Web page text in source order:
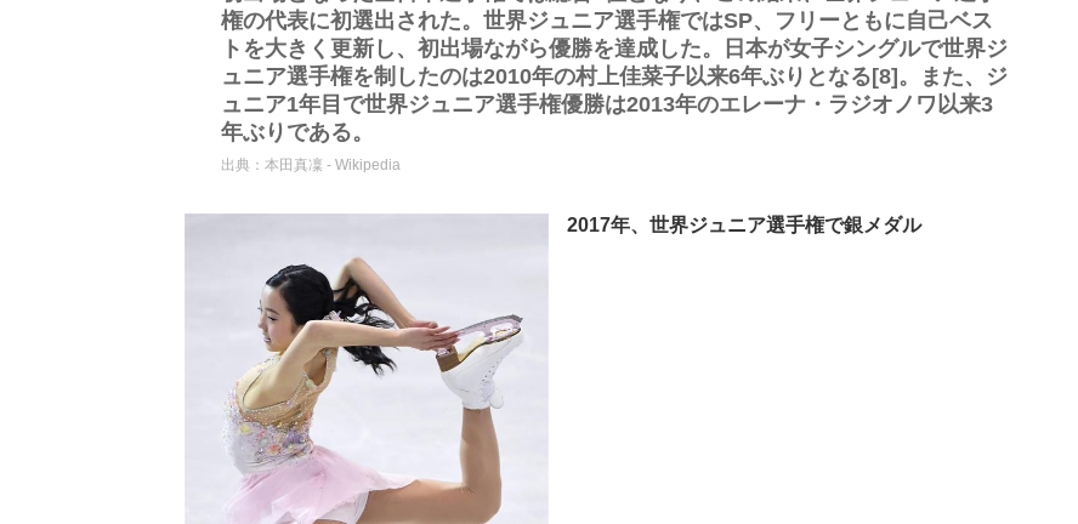
権の代表に初選出された。世界ジュニア選手権ではSP、フリーともに自己ベス
トを大きく更新し、初出場ながら優勝を達成した。日本が女子シングルで世界ジ
ュニア選手権を制したのは2010年の村上佳菜子以来6年ぶりとなる[8]。また、ジ
ュニア1年目で世界ジュニア選手権優勝は2013年のエレーナ・ラジオノワ以来3
年ぶりである。
出典： 本田真凜 - Wikipedia
2017年、世界ジュニア選手権で銀メダル